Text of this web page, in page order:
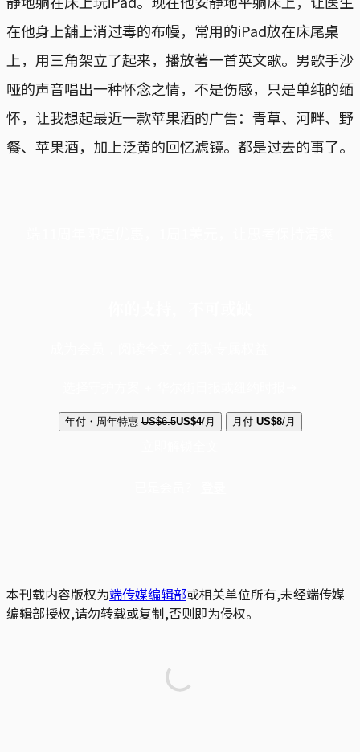
在他身上舖上消过毒的布幔，常用的iPad放在床尾桌
上，用三角架立了起来，播放著一首英文歌。男歌手沙
哑的声音唱出一种怀念之情，不是伤感，只是单纯的缅
怀，让我想起最近一款苹果酒的广告：青草、河畔、野
餐、苹果酒，加上泛黄的回忆滤镜。都是过去的事了。
年付・周年特惠 US$6.5US$4/月 月付 US$8/月
本刊载内容版权为端传媒编辑部或相关单位所有,未经端传媒
编辑部授权,请勿转载或复制,否则即为侵权。